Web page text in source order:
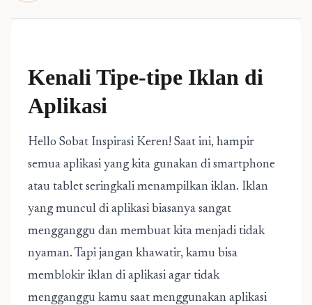
Kenali Tipe-tipe Iklan di
Aplikasi
Hello Sobat Inspirasi Keren! Saat ini, hampir
semua aplikasi yang kita gunakan di smartphone
atau tablet seringkali menampilkan iklan. Iklan
yang muncul di aplikasi biasanya sangat
mengganggu dan membuat kita menjadi tidak
nyaman. Tapi jangan khawatir, kamu bisa
memblokir iklan di aplikasi agar tidak
mengganggu kamu saat menggunakan aplikasi